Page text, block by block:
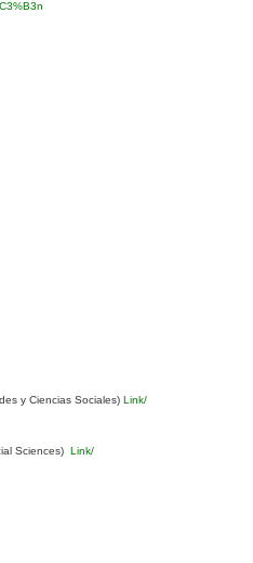
y Ciencias Sociales)Link/
Sciences) Link/